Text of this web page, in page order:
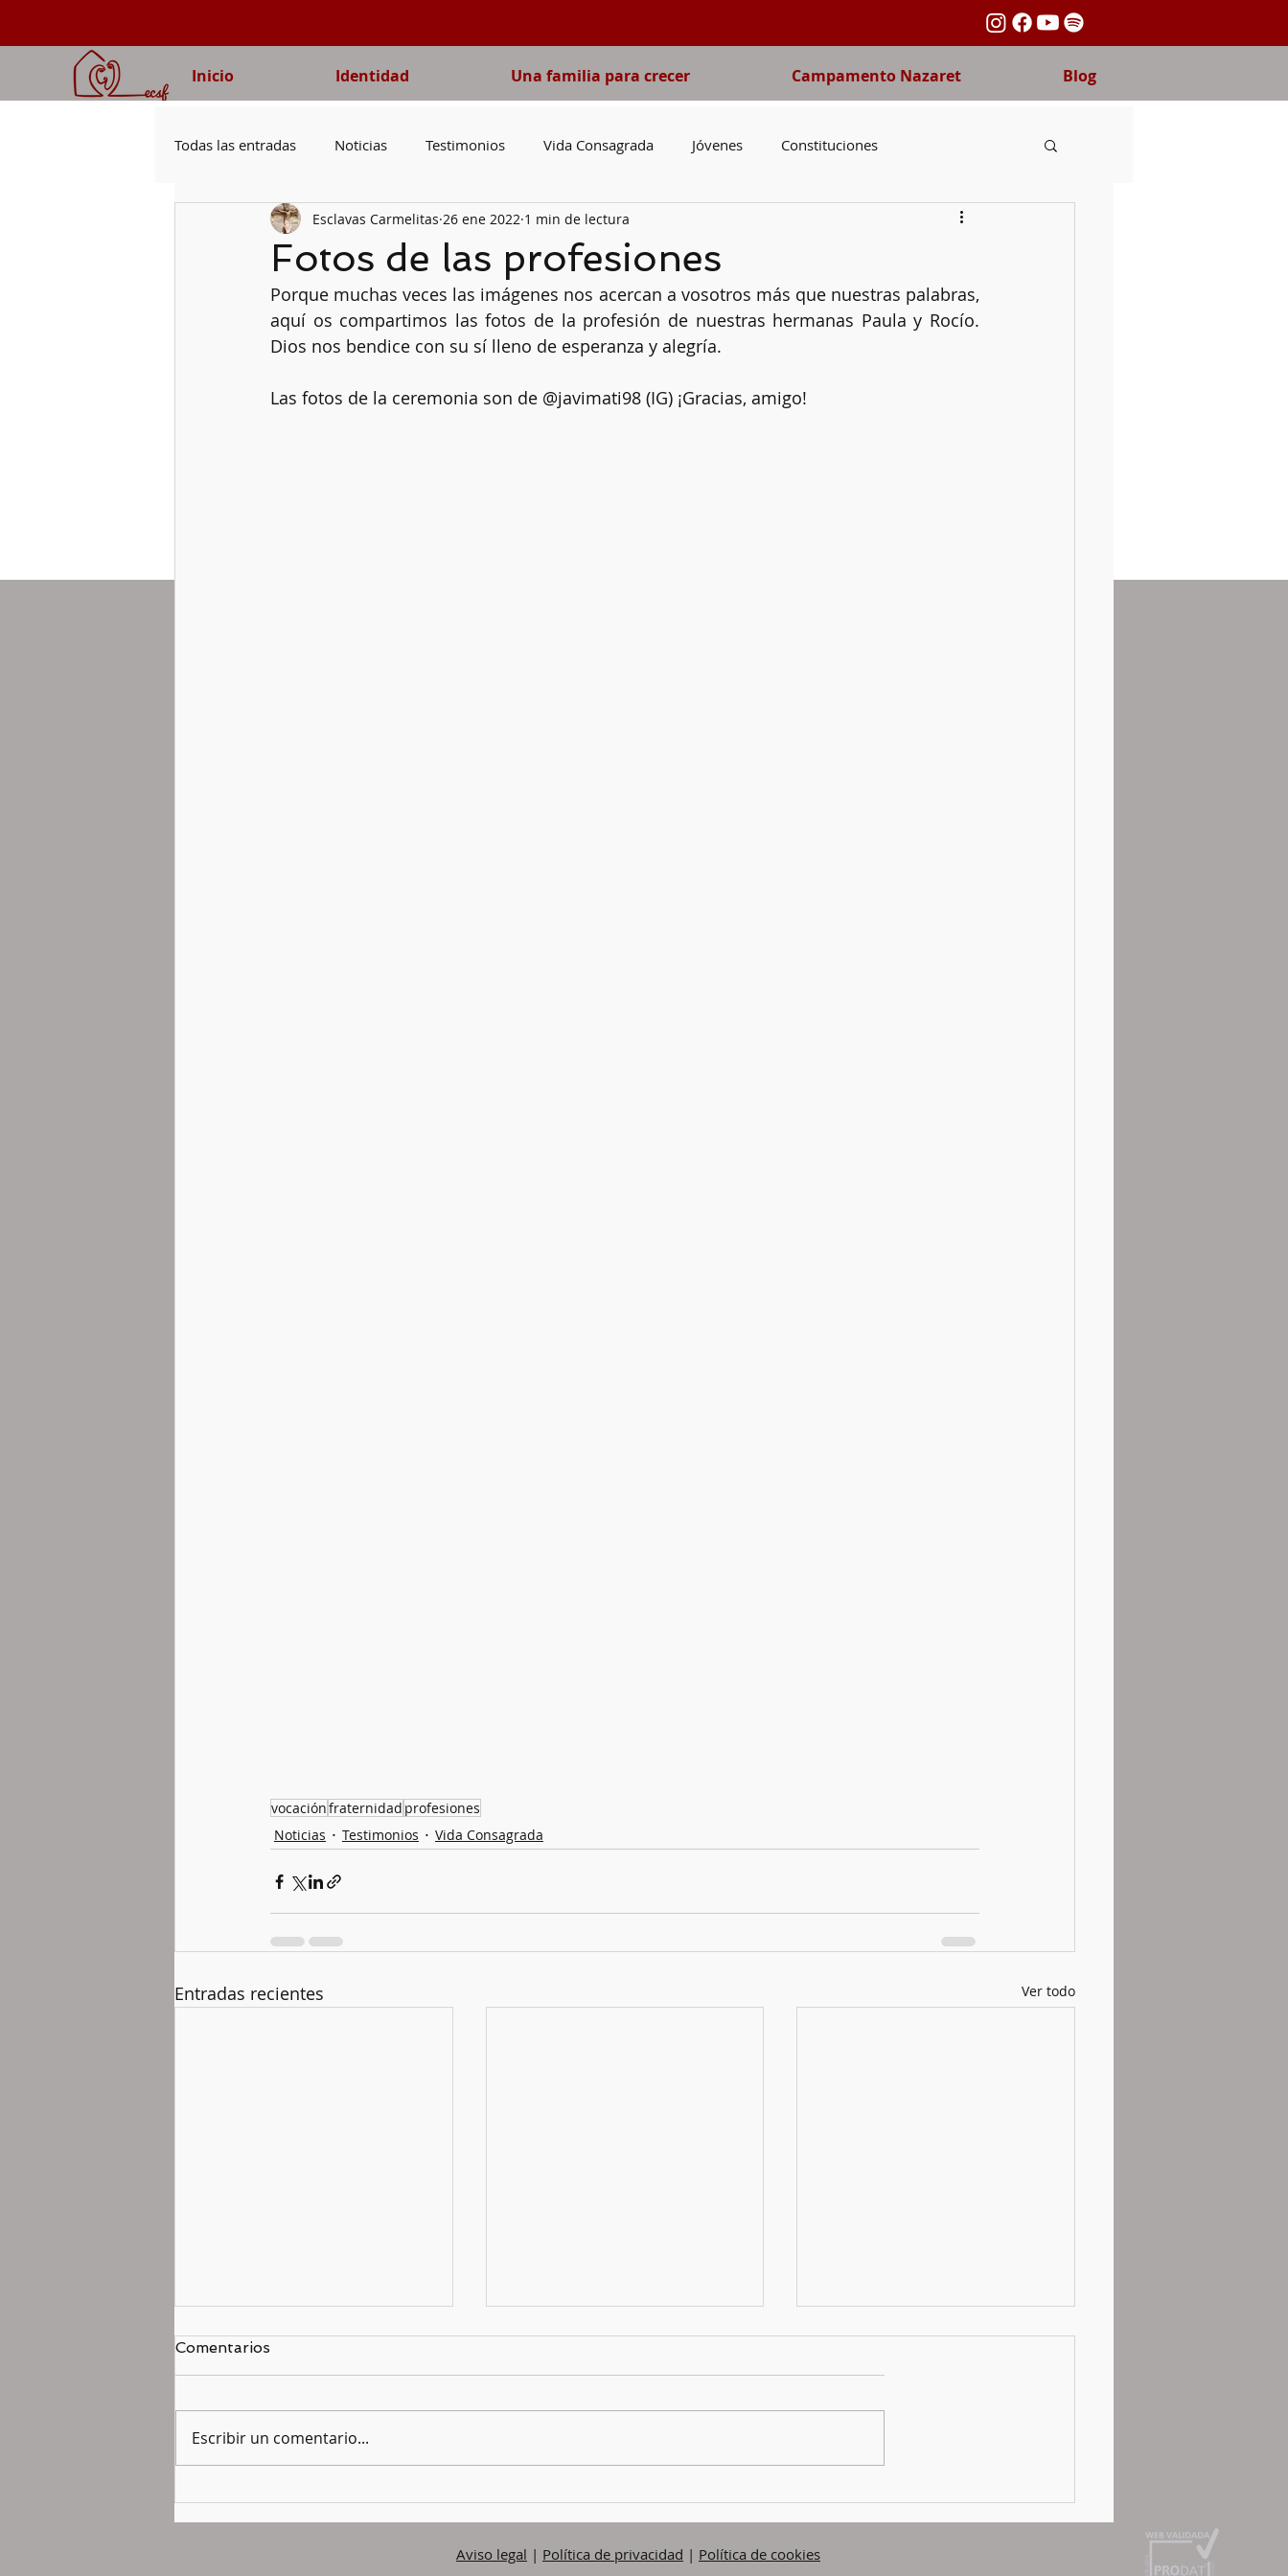
Inicio Identidad Una familia para crecer Campamento Nazaret Blog
Todas las entradas Noticias Testimonios Vida Consagrada Jóvenes Constituciones
Voluntad de Dios Evangelio del Domingo Pobreza
Obediencia Oración Virgen María Libros San José Catequesis Novenas Carmelo
Fotos de las profesiones
Esclavas Carmelitas 26 ene 2022 1 min de lectura
Porque muchas veces las imágenes nos acercan a vosotros más que nuestras palabras,
aquí os compartimos las fotos de la profesión de nuestras hermanas Paula y Rocío.
Dios nos bendice con su sí lleno de esperanza y alegría.
Las fotos de la ceremonia son de @javimati98 (IG) ¡Gracias, amigo!
vocaciónfraternidad profesiones
Noticias
Testimonios Vida Consagrada
Entradas recientes Ver todo
Comentarios
Escribir un comentario...
Aviso legal | Política de privacidad | Política de cookies